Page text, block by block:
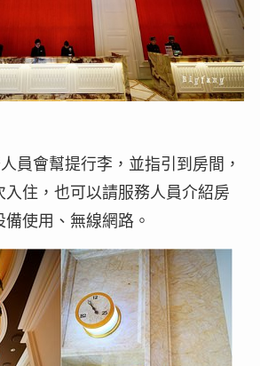
員會幫提行李，並指引到房間，
入住，也可以請服務人員介紹房
使用、無線網路。